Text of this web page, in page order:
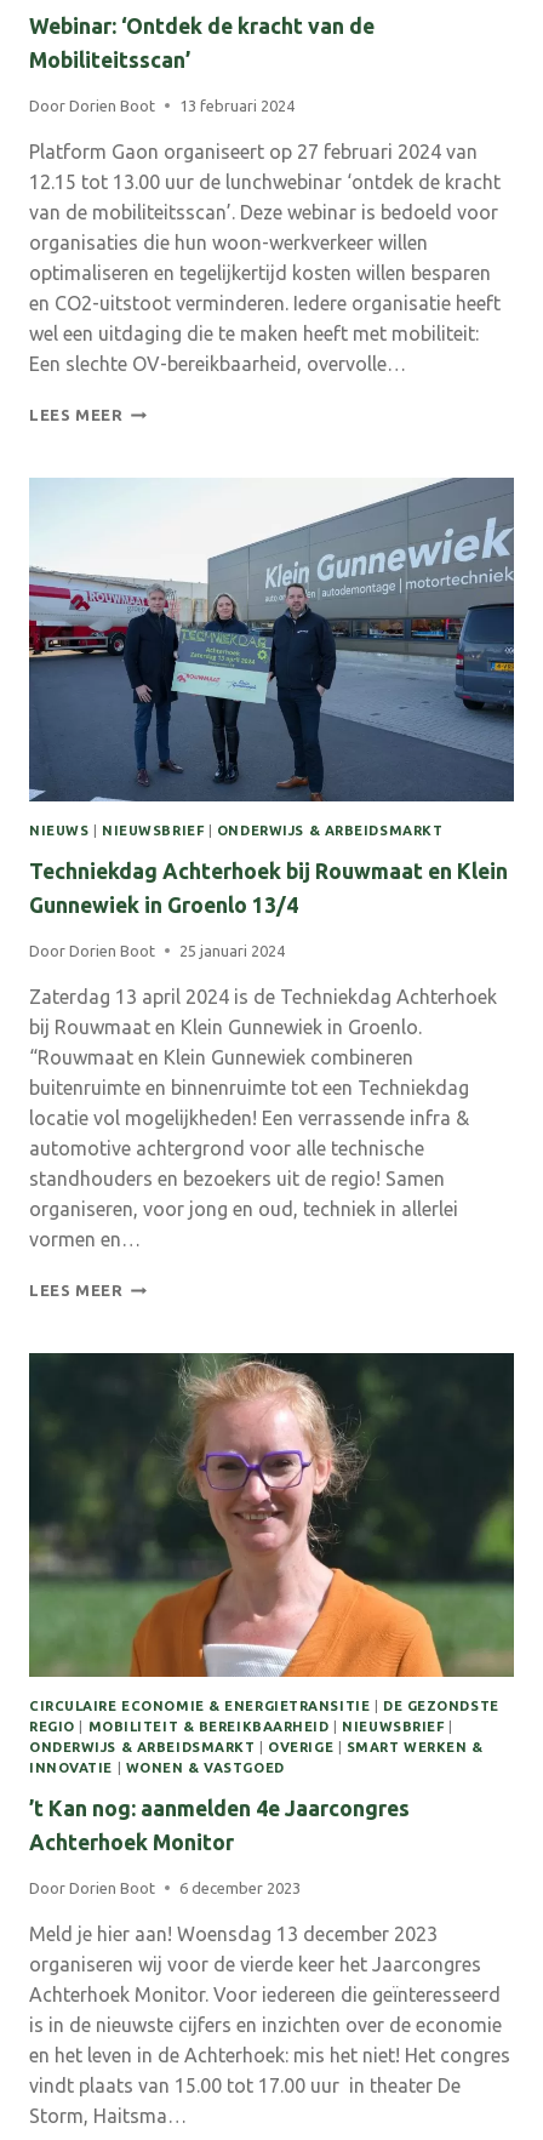
Webinar: ‘Ontdek de kracht van de
Mobiliteitsscan’
Door Dorien Boot 13 februari 2024
Platform Gaon organiseert op 27 februari 2024 van
12.15 tot 13.00 uur de lunchwebinar ‘ontdek de kracht
van de mobiliteitsscan’. Deze webinar is bedoeld voor
organisaties die hun woon-werkverkeer willen
optimaliseren en tegelijkertijd kosten willen besparen
en CO2-uitstoot verminderen. Iedere organisatie heeft
wel een uitdaging die te maken heeft met mobiliteit:
Een slechte OV-bereikbaarheid, overvolle…
LEES MEER WEBINAR:
KRACHT
MOBILITEITSSCAN’
NIEUWS NIEUWSBRIEF| ONDERWIJS & ARBEIDSMARKT
Techniekdag Achterhoek bij Rouwmaat en Klein
Gunnewiek in Groenlo 13/4
Door Dorien Boot 25 januari 2024
Zaterdag 13 april 2024 is de Techniekdag Achterhoek
bij Rouwmaat en Klein Gunnewiek in Groenlo.
“Rouwmaat en Klein Gunnewiek combineren
buitenruimte en binnenruimte tot een Techniekdag
locatie vol mogelijkheden! Een verrassende infra &
automotive achtergrond voor alle technische
standhouders en bezoekers uit de regio! Samen
organiseren, voor jong en oud, techniek in allerlei
vormen en…
LEES MEER TECHNIEKDAG
ROUWMAAT
GROENLO
13/4
CIRCULAIRE ECONOMIE & ENERGIETRANSITIE
DE GEZONDSTE
REGIO
MOBILITEIT & BEREIKBAARHEID NIEUWSBRIEF|
ONDERWIJS & ARBEIDSMARKT
OVERIGE
SMART WERKEN &
INNOVATIE
WONEN & VASTGOED
’t Kan nog: aanmelden 4e Jaarcongres
Achterhoek Monitor
Door Dorien Boot 6 december 2023
Meld je hier aan! Woensdag 13 december 2023
organiseren wij voor de vierde keer het Jaarcongres
Achterhoek Monitor. Voor iedereen die geïnteresseerd
is in de nieuwste cijfers en inzichten over de economie
en het leven in de Achterhoek: mis het niet! Het congres
vindt plaats van 15.00 tot 17.00 uur in theater De
Storm, Haitsma…